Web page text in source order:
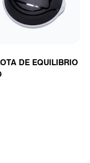
DE EQUILIBRIO